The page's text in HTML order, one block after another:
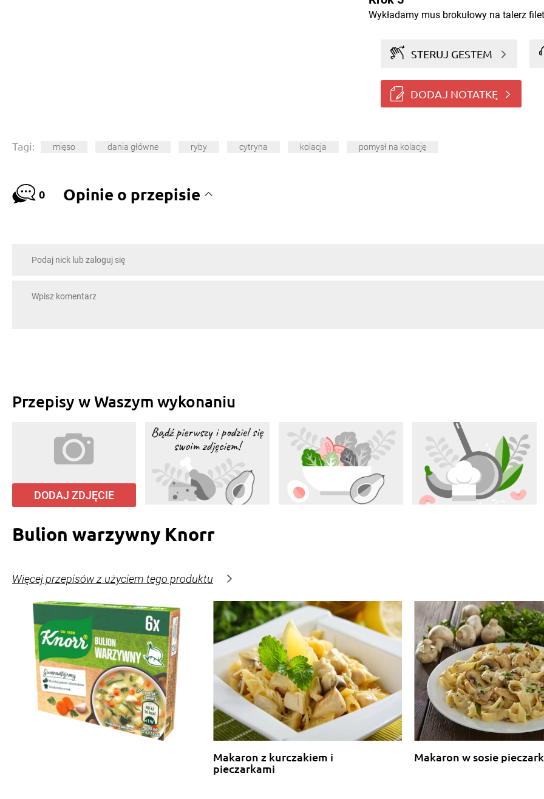
Wykładamy mus brokułowy na talerz
STERUJ GESTEM
DODAJ NOTATKĘ
Tagi: mięso dania główne ryby cytryna kolacja pomysł na kolację
0 Opinie o przepisie
Przepisy w Waszym wykonaniu
DODAJ ZDJĘCIE
Bulion warzywny Knorr
Więcej przepisów z użyciem tego produktu
Makaron z kurczakiem i
pieczarkami
Makaron w sosie